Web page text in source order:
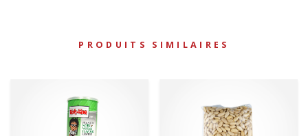
PRODUITS SIMILAIRES